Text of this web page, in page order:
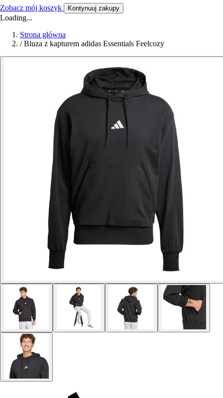
Zobacz mój koszyk Kontynuuj zakupy
Loading...
Strona główna
/ Bluza z kapturem adidas Essentials Feelcozy